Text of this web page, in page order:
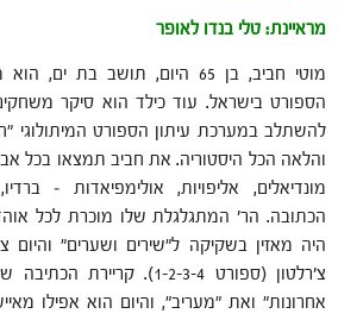
מראיינת: טלי בנדו לאופר
מוטי חביב, בן 65 היום, תושב בת
הספורט בישראל.
להשתלב במערכת עיתון הספורט המיתולוגי
והלאה הכל היסטוריה. את חביב תמצאו בכל
מונדיאלים, אליפויות, אולימפיאדות –
הכתובה. הר' המתגלגלת שלו מוכרת לכל
היה מאזין בשקיקה ל"שירים ושערים" והיום
צ'רלטון (ספורט 1-2-3-4).
אחרונות" ואת "מעריב", והיום הוא אפילו